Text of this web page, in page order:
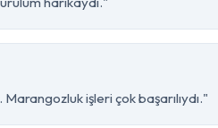
işleri çok başarılıydı."